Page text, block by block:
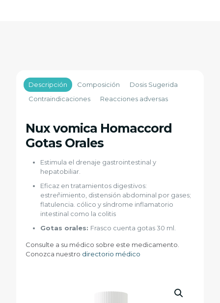
Descripción Composición
Dosis Sugerida
Contraindicaciones
Reacciones adversas
Nux vomica Homaccord
Gotas Orales
Estimula el drenaje gastrointestinal y
hepatobiliar.
Eficaz en tratamientos digestivos:
estreñimiento, distensión abdominal por gases;
flatulencia. cólico y síndrome inflamatorio
intestinal como la colitis
Gotas orales: Frasco cuenta gotas 30 ml.
Consulte a su médico sobre este medicamento.
Conozca nuestro directorio médico